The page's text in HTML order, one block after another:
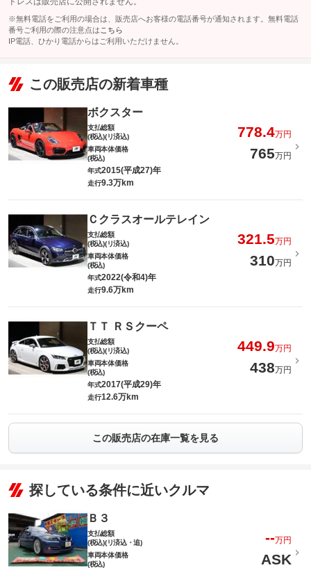
※無料電話をご利用の場合は、販売店へお客様の電話番号が通知されます。無料電話
番号ご利用の際の注意点は こちら
IP電話、ひかり電話からはご利用いただけません。
この販売店の新着車種
ボクスター
支払総額
(税込)(リ済込)
778.4万円
車両本体価格
(税込)
765万円
年式2015(平成27)年
走行9.3万km
Ｃクラスオールテレイン
支払総額
(税込)(リ済込)
321.5万円
車両本体価格
(税込)
310万円
年式2022(令和4)年
走行9.6万km
ＴＴ ＲＳクーペ
支払総額
(税込)(リ済込)
449.9万円
車両本体価格
(税込)
438万円
年式2017(平成29)年
走行12.6万km
この販売店の在庫一覧を見る
探している条件に近いクルマ
Ｂ３
支払総額
(税込)(リ済込・追)
--万円
車両本体価格
(税込)
ASK